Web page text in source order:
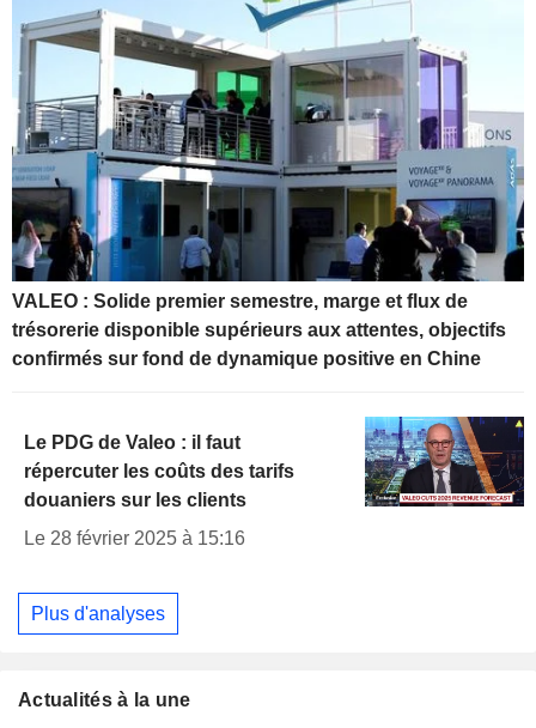
VALEO : Solide premier semestre, marge et flux de
trésorerie disponible supérieurs aux attentes, objectifs
confirmés sur fond de dynamique positive en Chine
Le PDG de Valeo : il faut
répercuter les coûts des tarifs
douaniers sur les clients
Le 28 février 2025 à 15:16
Plus d'analyses
Actualités à la une